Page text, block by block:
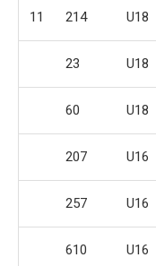
11 214 U18
23 U18
60 U18
207 U16
257 U16
610 U16